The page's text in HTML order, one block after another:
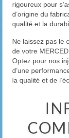
rigoureux pour
d’origine du
qualité et la
Ne laissez pas le
de votre
Optez pour nos
d’une
la qualité et de